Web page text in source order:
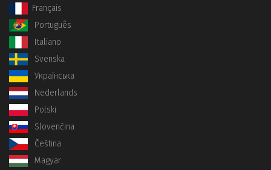
Français
Português
Italiano
Svenska
Українська
Nederlands
Polski
Slovenčina
Čeština
Magyar